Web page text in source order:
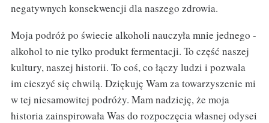
negatywnych konsekwencji dla naszego zdrowia.
Moja podróż po świecie alkoholi nauczyła mnie jednego -
alkohol to nie tylko produkt fermentacji. To część naszej
kultury, naszej historii. To coś, co łączy ludzi i pozwala
im cieszyć się chwilą. Dziękuję Wam za towarzyszenie mi
w tej niesamowitej podróży. Mam nadzieję, że moja
historia zainspirowała Was do rozpoczęcia własnej odysei